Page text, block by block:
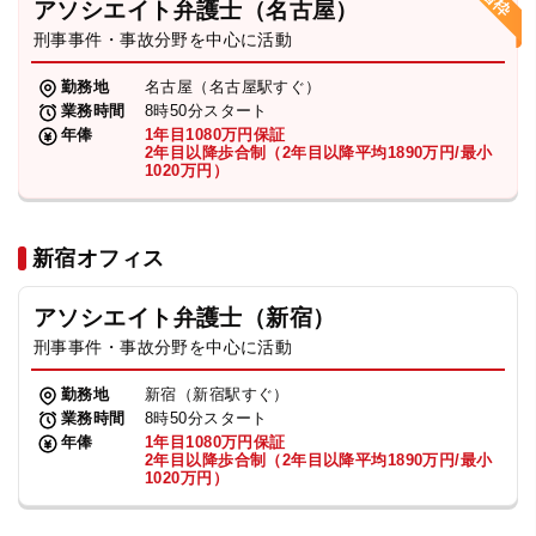
アソシエイト弁護士（名古屋）
刑事事件・事故分野を中心に活動
勤務地
名古屋（名古屋駅すぐ）
業務時間
8時50分スタート
年俸
1年目1080万円保証
2年目以降歩合制（2年目以降平均1890万円/最小
1020万円）
新宿オフィス
アソシエイト弁護士（新宿）
刑事事件・事故分野を中心に活動
勤務地
新宿（新宿駅すぐ）
業務時間
8時50分スタート
年俸
1年目1080万円保証
2年目以降歩合制（2年目以降平均1890万円/最小
1020万円）
弁護士・税理士
費用
求人採用
お知らせ
特設サイト
相談先情報サイト